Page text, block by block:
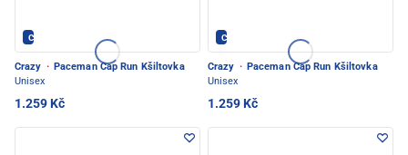
Crazy - PEC POD SNĚŽKOU
Crazy · Paceman Cap Run Kšiltovka
Unisex
1.259 Kč
Crazy - PEC POD SNĚŽKOU
Crazy · Paceman Cap Run Kšiltovka
Unisex
1.259 Kč